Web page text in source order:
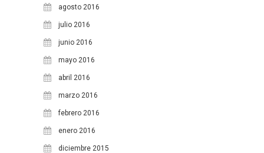
agosto 2016
julio 2016
junio 2016
mayo 2016
abril 2016
marzo 2016
febrero 2016
enero 2016
diciembre 2015